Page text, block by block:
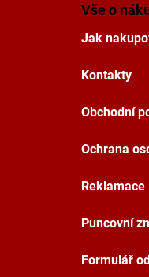
Vše o
Jak
Kontakty
Obchodní
Ochrana
Reklamace
Puncovní
Formulář